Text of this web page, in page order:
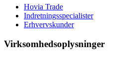
Hovia Trade
Indretningsspecialister
Erhvervskunder
Virksomhedsoplysninger